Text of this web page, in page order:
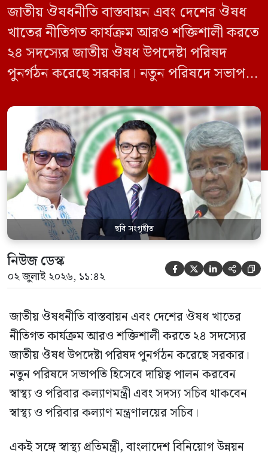
জাতীয় ঔষধনীতি বাস্তবায়ন এবং দেশের ঔষধ
খাতের নীতিগত কার্যক্রম আরও শক্তিশালী করতে
২৪ সদস্যের জাতীয় ঔষধ উপদেষ্টা পরিষদ
পুনর্গঠন করেছে সরকার। নতুন পরিষদে সভাপতি
কল্যাণমন্ত্রী এবং সদস্য সচিব থাকবেন স্বাস্থ্য ও
পরিবার কল্যাণ মন্ত্রণালয়ের সচিব। একই সঙ্গে
স্বাস্থ্য প্রতিমন্ত্রী, বাংলাদেশ বিনিয়োগ উন্নয়ন
কর্তৃপক্ষ (বিডা)-এর নির্বাহী চেয়ারম্যান এবং
জাতীয় […]
ছবি সংগৃহীত
নিউজ ডেস্ক
০২ জুলাই ২০২৬, ১১:৪২     
জাতীয় ঔষধনীতি বাস্তবায়ন এবং দেশের ঔষধ খাতের
নীতিগত কার্যক্রম আরও শক্তিশালী করতে ২৪ সদস্যের
জাতীয় ঔষধ উপদেষ্টা পরিষদ পুনর্গঠন করেছে সরকার।
নতুন পরিষদে সভাপতি হিসেবে দায়িত্ব পালন করবেন
স্বাস্থ্য ও পরিবার কল্যাণমন্ত্রী এবং সদস্য সচিব থাকবেন
স্বাস্থ্য ও পরিবার কল্যাণ মন্ত্রণালয়ের সচিব।
একই সঙ্গে স্বাস্থ্য প্রতিমন্ত্রী, বাংলাদেশ বিনিয়োগ উন্নয়ন